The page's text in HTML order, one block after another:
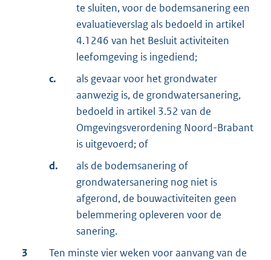
te sluiten, voor de bodemsanering een
evaluatieverslag als bedoeld in artikel
4.1246 van het Besluit activiteiten
leefomgeving is ingediend;
c.
als gevaar voor het grondwater
aanwezig is, de grondwatersanering,
bedoeld in artikel 3.52 van de
Omgevingsverordening Noord-Brabant
is uitgevoerd; of
d.
als de bodemsanering of
grondwatersanering nog niet is
afgerond, de bouwactiviteiten geen
belemmering opleveren voor de
sanering.
3
Ten minste vier weken voor aanvang van de